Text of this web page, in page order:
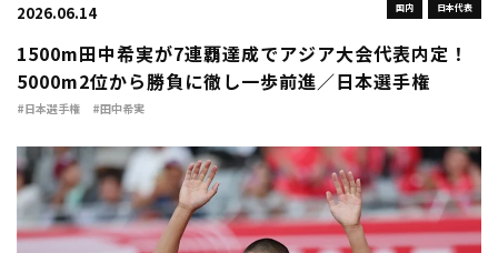
国内 日本代表
2026.06.14
1500m田中希実が7連覇達成でアジア大会代表内定！
5000m2位から勝負に徹し一歩前進／日本選手権
#日本選手権 #田中希実